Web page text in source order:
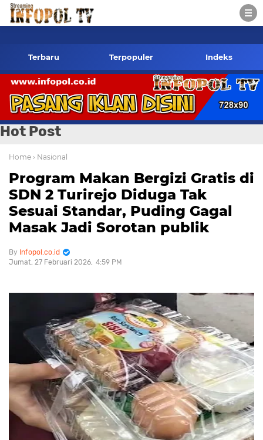
Kontak Redaksi- 085784424805 wa
Terbaru Terpopuler Indeks
Hot Post
Home › Nasional
Program Makan Bergizi Gratis di
SDN 2 Turirejo Diduga Tak
Sesuai Standar, Puding Gagal
Masak Jadi Sorotan publik
Infopol.co.id
Jumat, 27 Februari 2026 4:59 PM